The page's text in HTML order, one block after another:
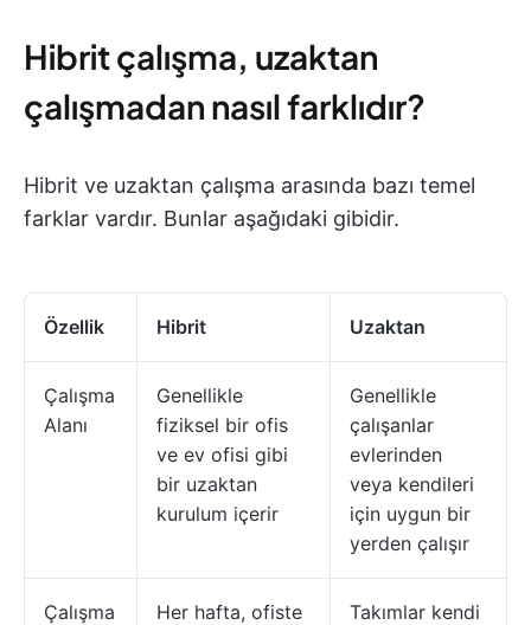
Hibrit çalışma, uzaktan
çalışmadan nasıl farklıdır?
Hibrit ve uzaktan çalışma arasında bazı temel
farklar vardır. Bunlar aşağıdaki gibidir.
Özellik Hibrit Uzaktan
Çalışma
Alanı
Genellikle
fiziksel bir ofis
ve ev ofisi gibi
bir uzaktan
kurulum içerir
Genellikle
çalışanlar
evlerinden
veya kendileri
için uygun bir
yerden çalışır
Çalışma
Her hafta, ofiste
Takımlar kendi